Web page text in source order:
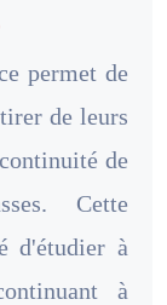
permet de
de leurs
de
Cette
d'étudier à
à